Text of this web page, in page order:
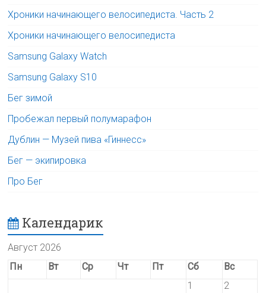
Хроники начинающего велосипедиста. Часть 2
Хроники начинающего велосипедиста
Samsung Galaxy Watch
Samsung Galaxy S10
Бег зимой
Пробежал первый полумарафон
Дублин — Музей пива «Гиннесс»
Бег — экипировка
Про Бег
Календарик
Август 2026
Пн
Вт Ср Чт Пт Сб
Вс
1
2